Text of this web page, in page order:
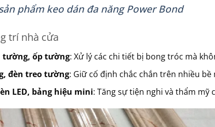
phẩm keo dán đa năng Power Bond
trí nhà cửa
tường, ốp tường: Xử lý các chi tiết bị bong tróc mà
đèn treo tường: Giữ cố định chắc chắn trên nhiều
LED, bảng hiệu mini: Tăng sự tiện nghi và thẩm mỹ